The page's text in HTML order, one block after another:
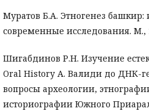
Муратов Б.А. Этногенез башкир:
современные исследования. М.,
Шигабдинов Р.Н. Изучение
Oral History А. Валиди до ДНК-
вопросы археологии,
историографии Южного